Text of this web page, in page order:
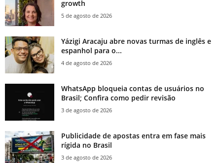
growth
5 de agosto de 2026
Yázigi Aracaju abre novas turmas de inglês e
espanhol para o...
4 de agosto de 2026
WhatsApp bloqueia contas de usuários no
Brasil; Confira como pedir revisão
3 de agosto de 2026
Publicidade de apostas entra em fase mais
rígida no Brasil
3 de agosto de 2026